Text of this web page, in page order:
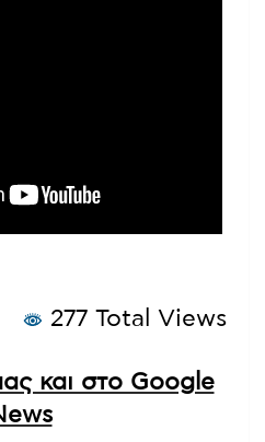
277 Total Views
και στο Google